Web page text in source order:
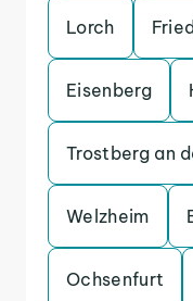
Lorch
Eisenberg
Trostberg an
Welzheim
Ochsenfurt